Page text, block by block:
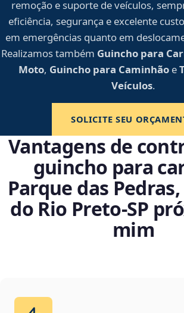
remoção e suporte de veículos,
eficiência, segurança e excelente
em emergências quanto em
Realizamos também Guincho para
Moto, Guincho para Caminhãoe
Veículos.
SOLICITE SEU
Vantagens de
guincho para
Parque das Pedras,
do Rio Preto‑SP
mim